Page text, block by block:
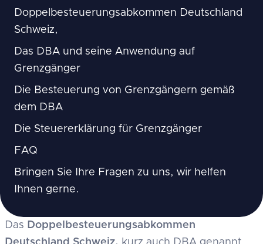
Doppelbesteuerungsabkommen Deutschland
Schweiz,
Das DBA und seine Anwendung auf
Grenzgänger
Die Besteuerung von Grenzgängern gemäß
dem DBA
Die Steuererklärung für Grenzgänger
FAQ
Bringen Sie Ihre Fragen zu uns, wir helfen
Ihnen gerne.
Das Doppelbesteuerungsabkommen